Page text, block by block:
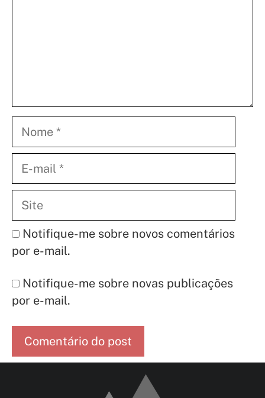
mail
Notifique-me sobre novos comentários
por e-mail.
Notifique-me sobre novas publicações
por e-mail.